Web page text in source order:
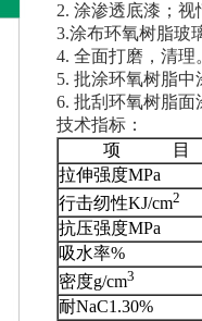
2. 涂渗透底漆；
3.涂布环氧树脂玻
4. 全面打磨，清理
5. 批涂环氧树脂
6. 批刮环氧树脂
技术指标：
项 目
拉伸强度MPa
行击纫性KJ/cm2
抗压强度MPa
吸水率%
密度g/cm3
耐NaC1.30%